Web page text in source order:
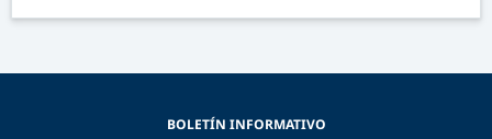
BOLETÍN INFORMATIVO